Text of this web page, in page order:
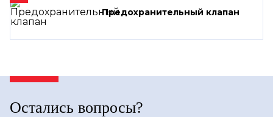
Предохранительный клапан
Остались вопросы?